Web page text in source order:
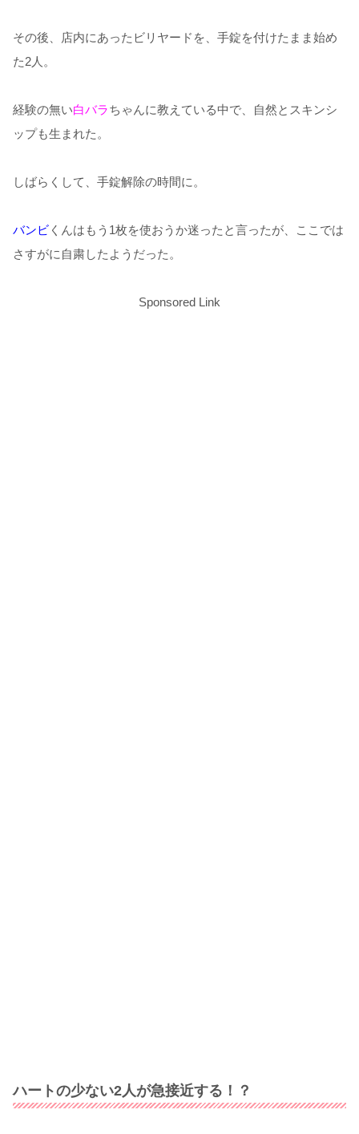
その後、店内にあったビリヤードを、手錠を付けたまま始め
た2人。
経験の無い白バラちゃんに教えている中で、自然とスキンシ
ップも生まれた。
しばらくして、手錠解除の時間に。
バンビ くんはもう1枚を使おうか迷ったと言ったが、ここでは
さすがに自粛したようだった。
Sponsored Link
ハートの少ない2人が急接近する！？